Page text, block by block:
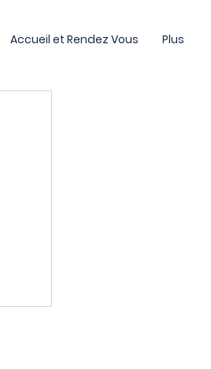
Accueil et Rendez Vous Plus